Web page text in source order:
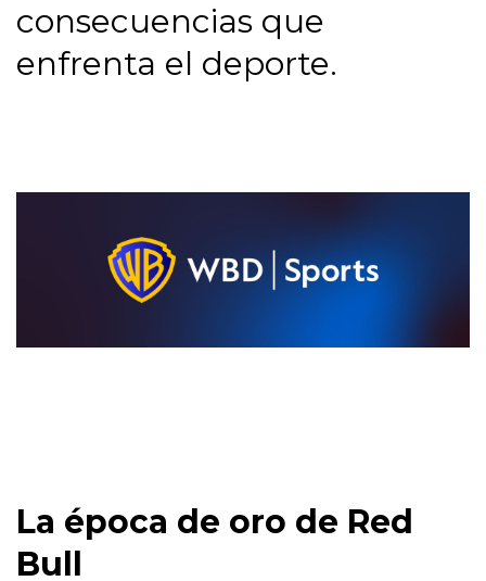
consecuencias que
enfrenta el deporte.
La época de oro de Red
Bull